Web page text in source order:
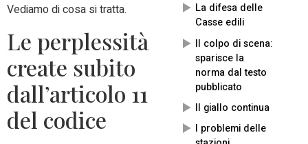
La difesa delle
Casse edili
Il colpo di scena:
sparisce la
norma dal testo
pubblicato
Il giallo continua
I problemi delle
Vediamo di cosa si tratta.
Le perplessità
create subito
dall’articolo 11
del codice